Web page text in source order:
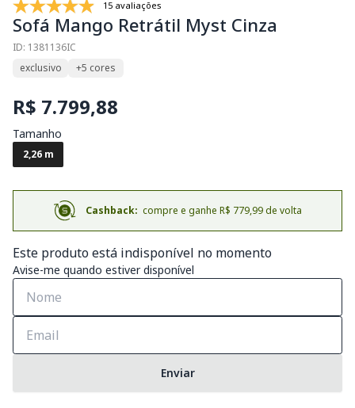
15 avaliações
Sofá Mango Retrátil Myst Cinza
ID: 1381136IC
exclusivo
+5 cores
R$ 7.799,88
Tamanho
2,26 m
Cashback: compre e ganhe R$ 779,99 de volta
Este produto está indisponível no momento
Avise-me quando estiver disponível
Enviar